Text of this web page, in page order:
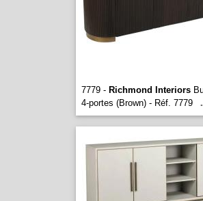
7779 - Richmond Interiors
4-portes (Brown) - Réf. 7779